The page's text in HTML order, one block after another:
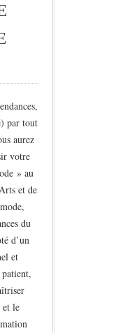
par tout
aurez
votre
» au
et de
du
d’un
et
le